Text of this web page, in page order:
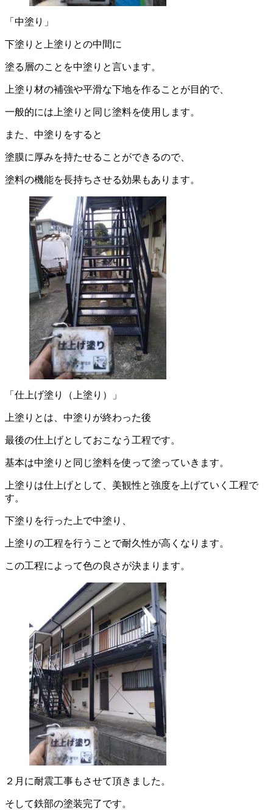
「中塗り」
下塗りと上塗りとの中間に
塗る層のことを中塗りと言います。
上塗り材の補強や平滑な下地を作ることが目的で、
一般的には上塗りと同じ塗料を使用します。
また、中塗りをすると
塗膜に厚みを持たせることができるので、
塗料の機能を長持ちさせる効果もあります。
「仕上げ塗り（上塗り）」
上塗りとは、中塗りが終わった後
最後の仕上げとしておこなう工程です。
基本は中塗りと同じ塗料を使って塗っていきます。
上塗りは仕上げとして、美観性と強度を上げていく工程で
す。
下塗りを行った上で中塗り、
上塗りの工程を行うことで耐久性が高くなります。
この工程によって色の良さが決まります。
２月に耐震工事もさせて頂きました。
そして鉄部の塗装完了です。